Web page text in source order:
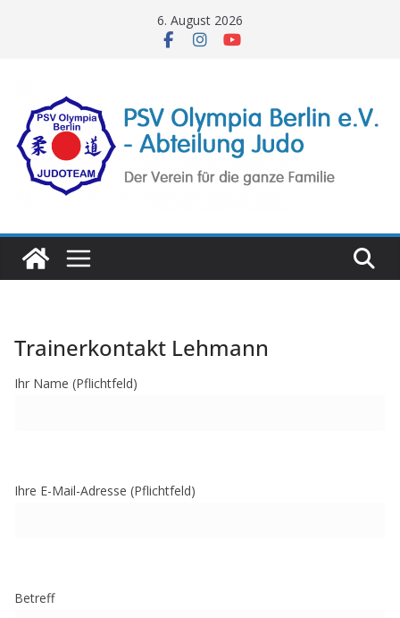
6. August 2026
Trainerkontakt Lehmann
Ihr Name (Pflichtfeld)
Ihre E-Mail-Adresse (Pflichtfeld)
Betreff